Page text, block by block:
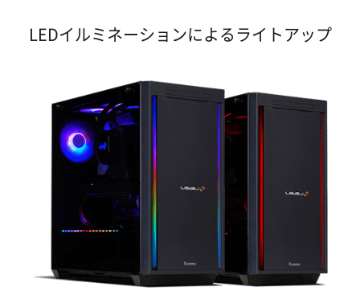
LEDイルミネーションによるライトアップ